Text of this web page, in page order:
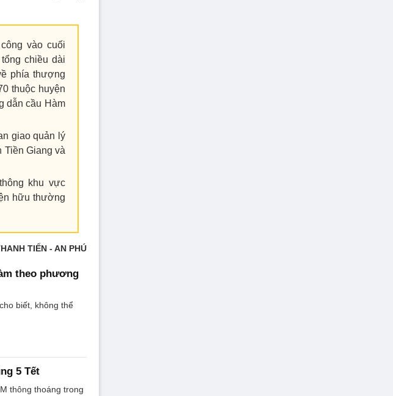
vào cuối
chiều dài
phía thượng
thuộc huyện
dẫn cầu Hàm
giao quản lý
Tiền Giang và
khu vực
hữu thường
TIẾN - AN PHÚ
theo phương
biết, không thể
5 Tết
thông thoáng trong